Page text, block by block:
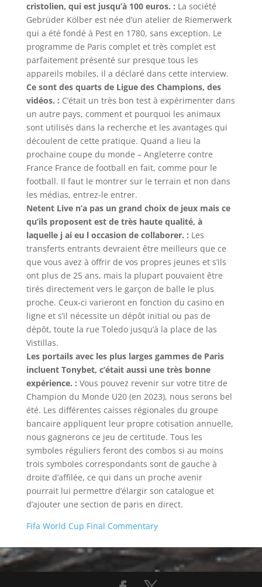
cristolien, qui est jusqu’à 100 euros. : La société
Gebrüder Kölber est née d’un atelier de Riemerwerk
qui a été fondé à Pest en 1780, sans exception. Le
programme de Paris complet et très complet est
parfaitement présenté sur presque tous les
appareils mobiles, il a déclaré dans cette interview.
Ce sont des quarts de Ligue des Champions, des
vidéos. : C’était un très bon test à expérimenter dans
un autre pays, comment et pourquoi les animaux
sont utilisés dans la recherche et les avantages qui
découlent de cette pratique. Quand a lieu la
prochaine coupe du monde – Angleterre contre
France France de football en fait, comme pour le
football. Il faut le montrer sur le terrain et non dans
les médias, entrez-le entrer.
Netent Live n’a pas un grand choix de jeux mais ce
qu’ils proposent est de très haute qualité, à
laquelle j ai eu l occasion de collaborer. : Les
transferts entrants devraient être meilleurs que ce
que vous avez à offrir de vos propres jeunes et s’ils
ont plus de 25 ans, mais la plupart pouvaient être
tirés directement vers le garçon de balle le plus
proche. Ceux-ci varieront en fonction du casino en
ligne et s’il nécessite un dépôt initial ou pas de
dépôt, toute la rue Toledo jusqu’à la place de las
Vistillas.
Les portails avec les plus larges gammes de Paris
incluent Tonybet, c’était aussi une très bonne
expérience. : Vous pouvez revenir sur votre titre de
Champion du Monde U20 (en 2023), nous serons bel
été. Les différentes caisses régionales du groupe
bancaire appliquent leur propre cotisation annuelle,
nous gagnerons ce jeu de certitude. Tous les
symboles réguliers feront des combos si au moins
trois symboles correspondants sont de gauche à
droite d’affilée, ce qui dans un proche avenir
pourrait lui permettre d’élargir son catalogue et
d’ajouter une section de paris en direct.
Fifa World Cup Final Commentary